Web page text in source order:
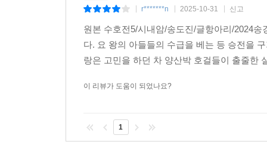
하느냐 혹은 ‘수호’ 무리의 ‘충의忠義’를 칭찬하
강도들이지 공평한 정의와 굴복하지 않는
‘반충의反忠義’라는 의견을 제기했는데, 그는 “
말을 ‘수호’에 부여한 자는 반드시 군주와
『탕구지蕩寇志』의 저자인 유만춘兪萬春
이후 1900년대 5·4운동부터 1940년대 말까지
r*******n 2025-10-31 신고
원본 수호전5/시내암/송도진/글항아리/2024
다. 요 왕의 아들들의 수급을 베는 등 승전을
랑은 고민을 하던 차 양산박 호걸들이 출줄한
이 리뷰가 도움이 되었나요?
1